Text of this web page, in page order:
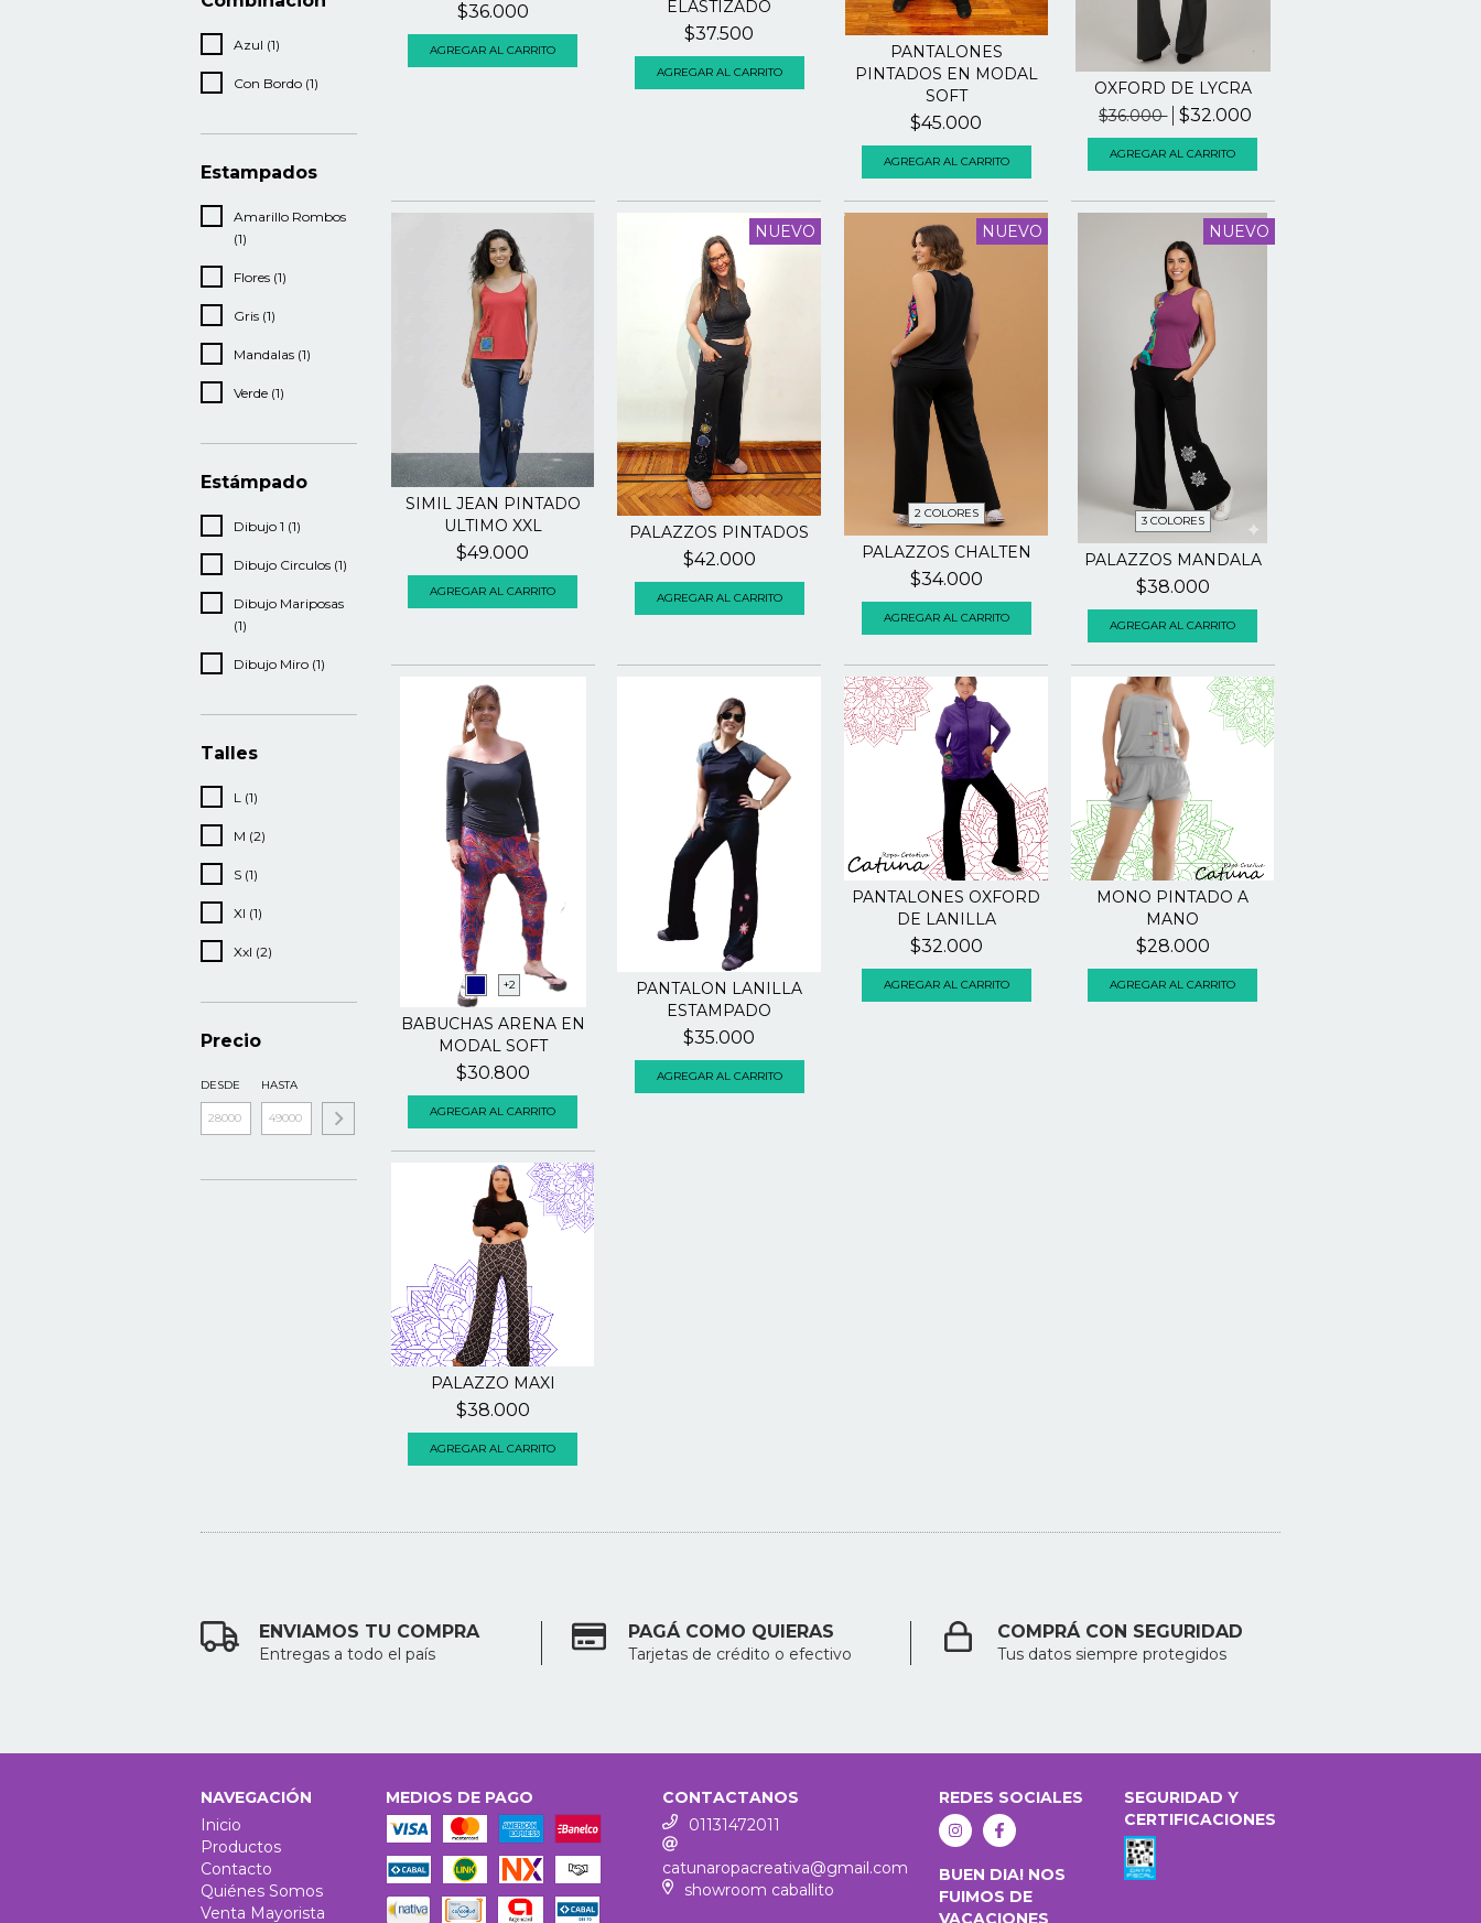
Azul (1)
Con Bordo (1)
Estampados
Amarillo Rombos
(1)
Flores (1)
Gris (1)
Mandalas (1)
Verde (1)
Estámpado
Dibujo 1 (1)
Dibujo Circulos (1)
Dibujo Mariposas
(1)
Dibujo Miro (1)
Talles
L (1)
M (2)
S (1)
Xl (1)
Xxl (2)
Precio
DESDE HASTA
$36.000
AGREGAR AL CARRITO
ELASTIZADO
$37.500
AGREGAR AL CARRITO
PANTALONES
PINTADOS EN MODAL
SOFT
$45.000
AGREGAR AL CARRITO
OXFORD DE LYCRA
$36.000
$32.000
AGREGAR AL CARRITO
SIMIL JEAN PINTADO
ULTIMO XXL
$49.000
NUEVO
PALAZZOS PINTADOS
$42.000
AGREGAR AL CARRITO
NUEVO
2 COLORES
PALAZZOS CHALTEN
$34.000
AGREGAR AL CARRITO
NUEVO
3 COLORES
PALAZZOS MANDALA
$38.000
AGREGAR AL CARRITO
+2
BABUCHAS ARENA EN
MODAL SOFT
$30.800
AGREGAR AL CARRITO
PANTALON LANILLA
ESTAMPADO
$35.000
AGREGAR AL CARRITO
PANTALONES OXFORD
DE LANILLA
$32.000
AGREGAR AL CARRITO
MONO PINTADO A
MANO
$28.000
PALAZZO MAXI
$38.000
AGREGAR AL CARRITO
ENVIAMOS TU COMPRA
Entregas a todo el país
PAGÁ COMO QUIERAS
Tarjetas de crédito o efectivo
COMPRÁ CON SEGURIDAD
Tus datos siempre protegidos
NAVEGACIÓN
Inicio
Productos
Contacto
Quiénes Somos
Venta Mayorista
MEDIOS DE PAGO
CONTACTANOS
01131472011
catunaropacreativa@gmail.com
showroom caballito
REDES SOCIALES
BUEN DIA! NOS
FUIMOS DE
VACACIONES
SEGURIDAD Y
CERTIFICACIONES